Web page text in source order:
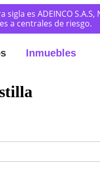
sigla es ADEINCO
a centrales de riesgo.
Inmuebles